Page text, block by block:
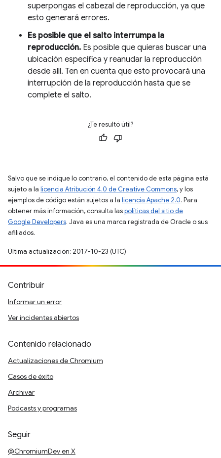
superpongas el cabezal de reproducción, ya que
esto generará errores.
Es posible que el salto interrumpa la
reproducción. Es posible que quieras buscar una
ubicación específica y reanudar la reproducción
desde allí. Ten en cuenta que esto provocará una
interrupción de la reproducción hasta que se
complete el salto.
¿Te resultó útil?
Salvo que se indique lo contrario, el contenido de esta página está
sujeto a la licencia Atribución 4.0 de Creative Commons, y los
ejemplos de código están sujetos a la licencia Apache 2.0. Para
obtener más información, consulta laspolíticas del sitio de
Google Developers. Java es una marca registrada de Oracle o sus
afiliados.
Última actualización: 2017-10-23 (UTC)
Contribuir
Informar un error
Ver incidentes abiertos
Contenido relacionado
Actualizaciones de Chromium
Casos de éxito
Archivar
Podcasts y programas
Seguir
@ChromiumDev en X